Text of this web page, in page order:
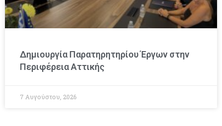
Δημιουργία Παρατηρητηρίου Έργων στην
Περιφέρεια Αττικής
7 Αυγούστου, 2026